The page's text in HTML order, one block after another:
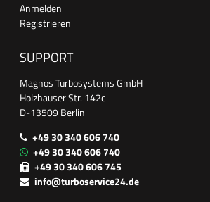
Anmelden
Registrieren
SUPPORT
Magnos Turbosystems GmbH
Holzhauser Str. 142c
D-13509 Berlin
+49 30 340 606 740
+49 30 340 606 740
+49 30 340 606 745
info@turboservice24.de